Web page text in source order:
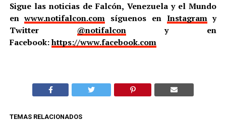
Sigue las noticias de Falcón, Venezuela y el Mundo
enwww.notifalcon.com síguenos en Instagramy
Twitter @notifalcony en
Facebook:https://www.facebook.com
TEMAS RELACIONADOS